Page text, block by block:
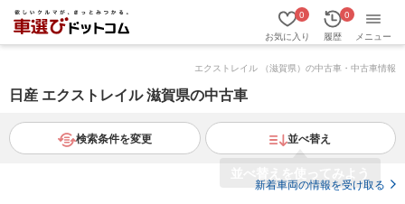
お気に入り
0
履歴
0
メニュー
エクストレイル （滋賀県）の中古車・中古車情報
日産 エクストレイル 滋賀県の中古車
検索条件を変更 並べ替え
新着車両の情報を受け取る